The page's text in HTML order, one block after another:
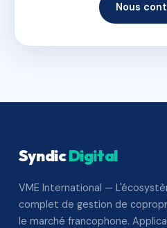
Nous
SyndicDigital
VME International —
complet de gestion de
le marché francophone.